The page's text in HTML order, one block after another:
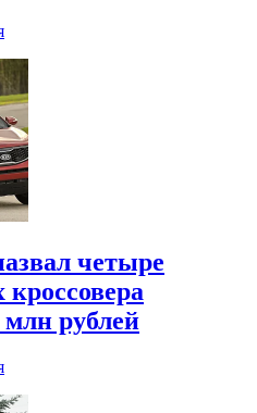
четыре
млн рублей